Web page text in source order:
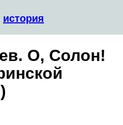
история
О, Солон!